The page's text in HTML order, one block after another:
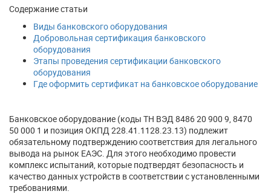
Содержание статьи
Виды банковского оборудования
Добровольная сертификация банковского
оборудования
Этапы проведения сертификации банковского
оборудования
Где оформить сертификат на банковское оборудование
Банковское оборудование (коды ТН ВЭД 8486 20 900 9, 8470
50 000 1 и позиция ОКПД 228.41.1128.23.13) подлежит
обязательному подтверждению соответствия для легального
вывода на рынок ЕАЭС. Для этого необходимо провести
комплекс испытаний, которые подтвердят безопасность и
качество данных устройств в соответствии с установленными
требованиями.